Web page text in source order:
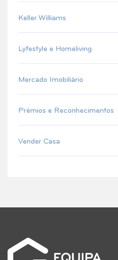
Keller Williams
Lyfestyle e Homeliving
Mercado Imobiliário
Prémios e Reconhecimentos
Vender Casa